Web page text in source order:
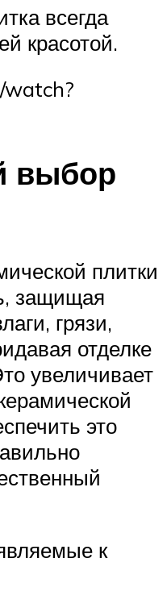
всегда
красотой.
выбор
плитки
защищая
грязи,
отделке
увеличивает
это
к